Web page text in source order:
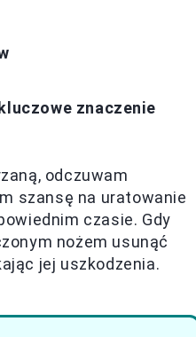
znaczenie
odczuwam
szansę na uratowanie
czasie. Gdy
nożem usunąć
jej uszkodzenia.